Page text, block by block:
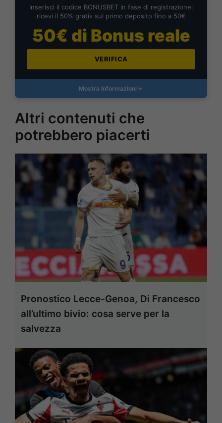
Inserisci il codice BONUSBET in fase di registrazione:
ricevi il 50% gratis sul primo deposito fino a 50€
50€ di Bonus reale
VERIFICA
Mostra Informazioni
Altri contenuti che
potrebbero piacerti
Pronostico Lecce-Genoa, Di Francesco
all’ultimo bivio: cosa serve per la
salvezza